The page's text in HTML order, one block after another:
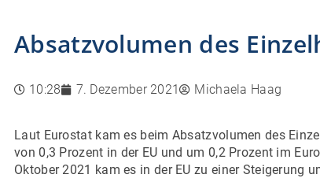
Absatzvolumen des
10:28 7. Dezember 2021 Michaela Haag
Laut Eurostat kam es beim Absatzvolumen des
von 0,3 Prozent in der EU und um 0,2 Prozent im
Oktober 2021 kam es in der EU zu einer Steigerung